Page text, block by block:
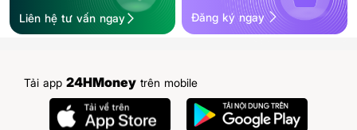
Liên hệ tư vấn ngay Đăng ký ngay
Tải app 24HMoney trên mobile